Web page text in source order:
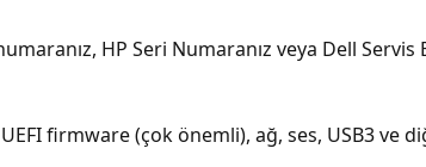
HP Seri Numaranız veya Dell
firmware (çok önemli), ağ, ses, USB3 ve